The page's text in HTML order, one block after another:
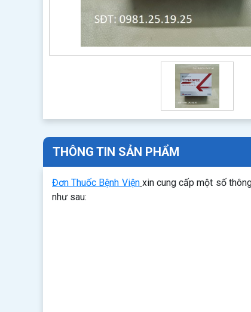
THÔNG TIN SẢN PHẨM
Đơn Thuốc Bệnh Viện xin cung cấp một số
như sau: